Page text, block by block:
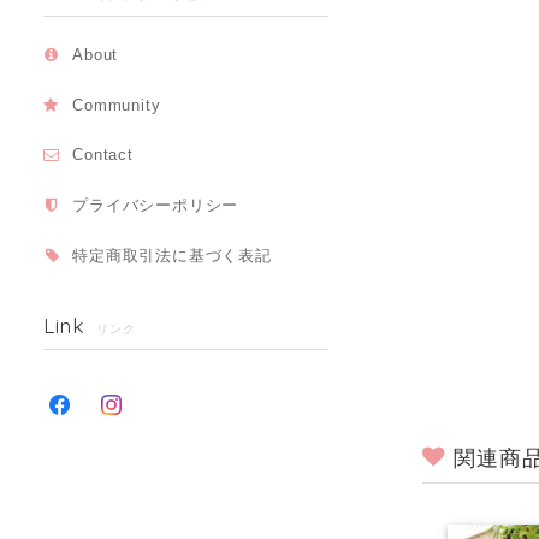
About
Community
Contact
プライバシーポリシー
特定商取引法に基づく表記
Link リンク
関連商